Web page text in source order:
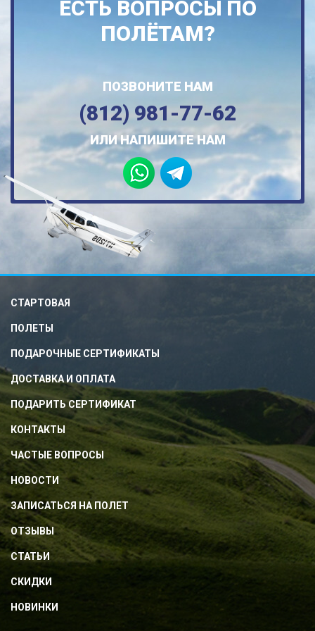
ЕСТЬ ВОПРОСЫ ПО
ПОЛЁТАМ?
ПОЗВОНИТЕ НАМ
(812) 981-77-62
ИЛИ НАПИШИТЕ НАМ
СТАРТОВАЯ
ПОЛЕТЫ
ПОДАРОЧНЫЕ СЕРТИФИКАТЫ
ДОСТАВКА И ОПЛАТА
ПОДАРИТЬ СЕРТИФИКАТ
КОНТАКТЫ
ЧАСТЫЕ ВОПРОСЫ
НОВОСТИ
ЗАПИСАТЬСЯ НА ПОЛЕТ
ОТЗЫВЫ
СТАТЬИ
СКИДКИ
НОВИНКИ